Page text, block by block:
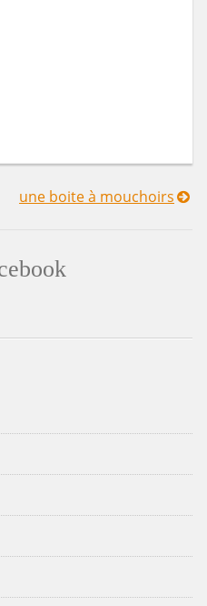
une boite à mouchoirs